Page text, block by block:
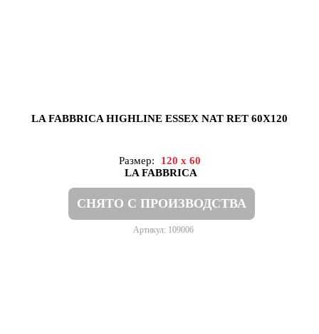
LA FABBRICA HIGHLINE ESSEX NAT RET 60X120
Размер:
120 x 60
LA FABBRICA
СНЯТО С ПРОИЗВОДСТВА
Артикул: 109006